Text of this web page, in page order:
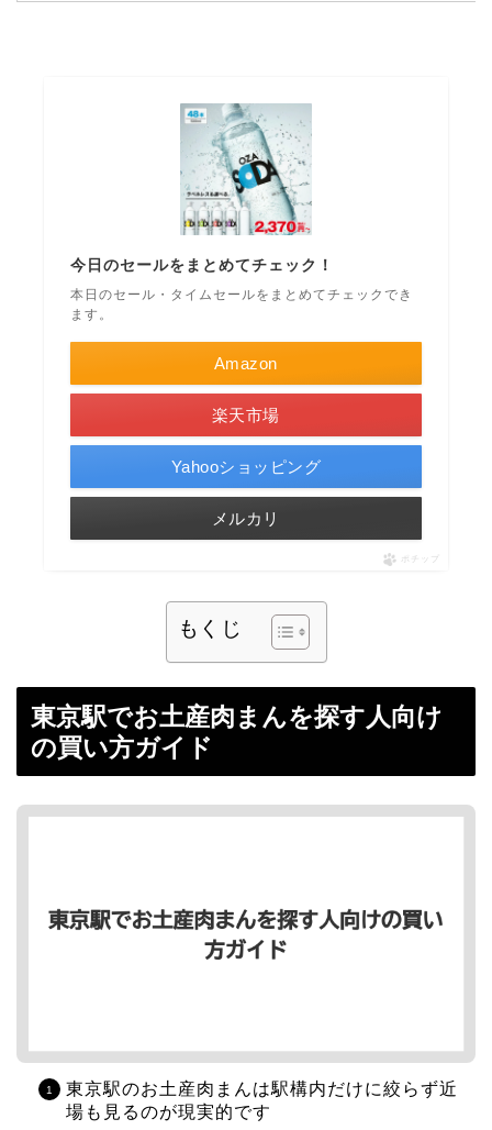
今日のセールをまとめてチェック！
本日のセール・タイムセールをまとめてチェックでき
ます。
Amazon
楽天市場
Yahooショッピング
メルカリ
ポチップ
もくじ
東京駅でお土産肉まんを探す人向け
の買い方ガイド
東京駅のお土産肉まんは駅構内だけに絞らず近
場も見るのが現実的です